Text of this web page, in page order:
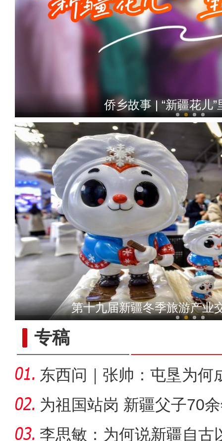
侨乡故事 | “新疆花儿
侨乡故事 | 台湾人洪智明：
第十九届新疆冬季旅游产业
专稿
东西问｜张帅：屯垦为何
千年良
为祖国站岗 新疆父子70
李思敏：为何说新疆自古